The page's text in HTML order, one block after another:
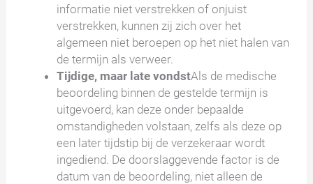
informatie niet verstrekken of onjuist
verstrekken, kunnen zij zich over het
algemeen niet beroepen op het niet halen van
de termijn als verweer.
Tijdige, maar late vondstAls de medische
beoordeling binnen de gestelde termijn is
uitgevoerd, kan deze onder bepaalde
omstandigheden volstaan, zelfs als deze op
een later tijdstip bij de verzekeraar wordt
ingediend. De doorslaggevende factor is de
datum van de beoordeling, niet alleen de